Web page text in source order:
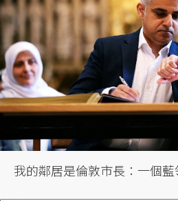
我的鄰居是倫敦市長：一個